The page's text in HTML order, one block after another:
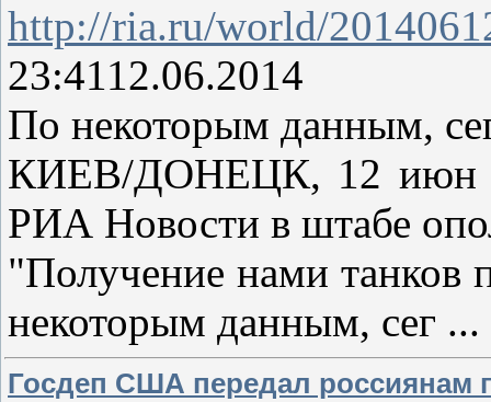
http://ria.ru/world/
23:4112.06.2014
По некоторым данным,
КИЕВ/ДОНЕЦК, 12 июн —
РИА Новости в штабе
"Получение нами танков
некоторым данным, сег ...
Госдеп США передал россиянам